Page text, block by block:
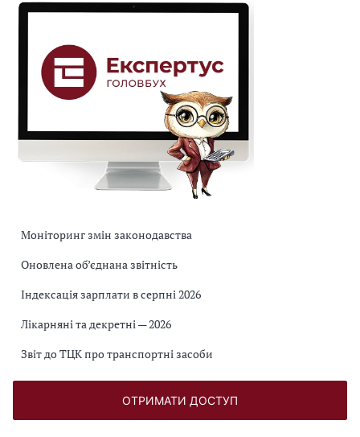
Моніторинг змін законодавства
Оновлена об’єднана звітність
Індексація зарплати в серпні 2026
Лікарняні та декретні — 2026
Звіт до ТЦК про транспортні засоби
ОТРИМАТИ ДОСТУП